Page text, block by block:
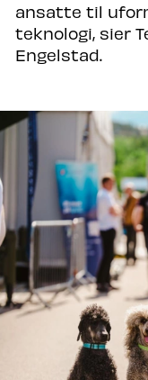
ansatte til
teknologi, sier
Engelstad.